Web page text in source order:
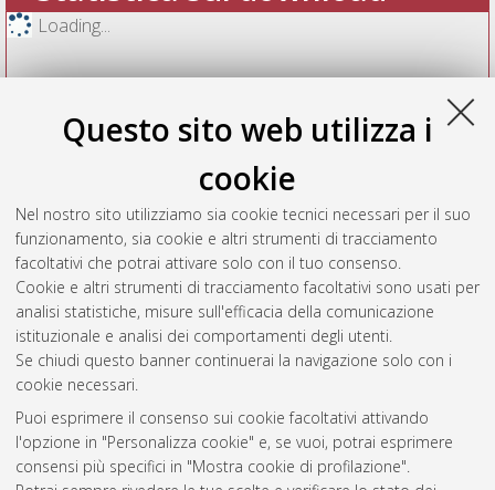
Questo sito web utilizza i
cookie
Nel nostro sito utilizziamo sia cookie tecnici necessari per il suo
funzionamento, sia cookie e altri strumenti di tracciamento
facoltativi che potrai attivare solo con il tuo consenso.
Cookie e altri strumenti di tracciamento facoltativi sono usati per
analisi statistiche, misure sull'efficacia della comunicazione
istituzionale e analisi dei comportamenti degli utenti.
Se chiudi questo banner continuerai la navigazione solo con i
cookie necessari.
Puoi esprimere il consenso sui cookie facoltativi attivando
l'opzione in "Personalizza cookie" e, se vuoi, potrai esprimere
consensi più specifici in "Mostra cookie di profilazione".
Loading...
Vedi altre statistiche
Gestione del documento:
Atom
AMS Acta
ISSN: 2038-7954
re3data.org -